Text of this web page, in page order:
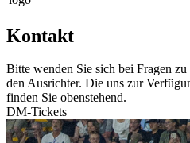
Kontakt
Bitte wenden Sie sich bei Fragen
den Ausrichter. Die uns zur
finden Sie obenstehend.
DM-Tickets